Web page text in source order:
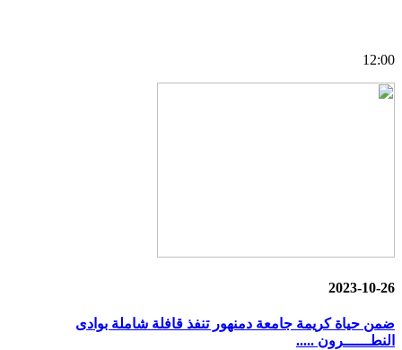
12:00
2023-10-26
ضمن حياة كريمة جامعة دمنهور تنفذ قافلة شاملة بوادى
النطــــــرون .....